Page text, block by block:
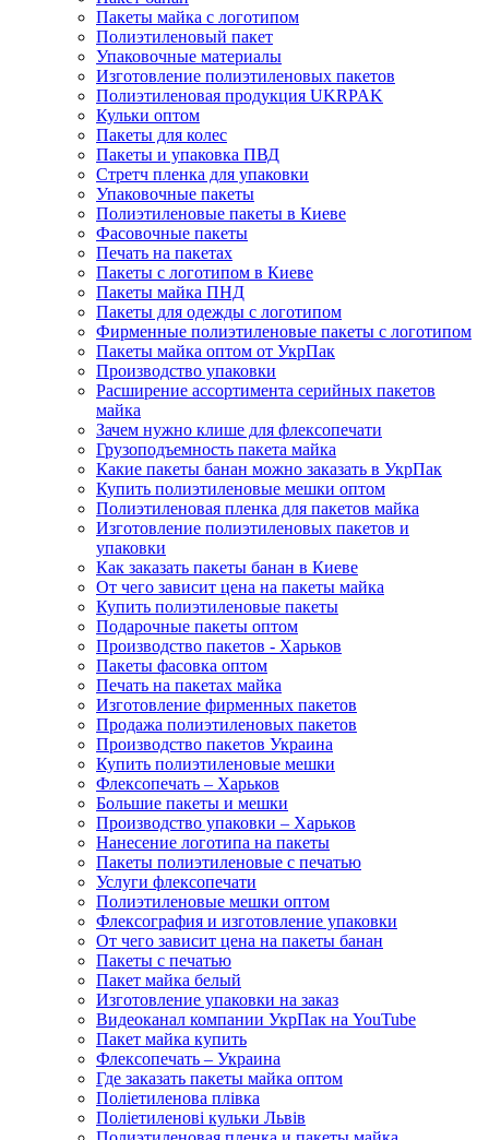
Пакеты майка с логотипом
Полиэтиленовый пакет
Упаковочные материалы
Изготовление полиэтиленовых пакетов
Полиэтиленовая продукция UKRPAK
Кульки оптом
Пакеты для колес
Пакеты и упаковка ПВД
Стретч пленка для упаковки
Упаковочные пакеты
Полиэтиленовые пакеты в Киеве
Фасовочные пакеты
Печать на пакетах
Пакеты с логотипом в Киеве
Пакеты майка ПНД
Пакеты для одежды с логотипом
Фирменные полиэтиленовые пакеты с логотипом
Пакеты майка оптом от УкрПак
Производство упаковки
Расширение ассортимента серийных пакетов
майка
Зачем нужно клише для флексопечати
Грузоподъемность пакета майка
Какие пакеты банан можно заказать в УкрПак
Купить полиэтиленовые мешки оптом
Полиэтиленовая пленка для пакетов майка
Изготовление полиэтиленовых пакетов и
упаковки
Как заказать пакеты банан в Киеве
От чего зависит цена на пакеты майка
Купить полиэтиленовые пакеты
Подарочные пакеты оптом
Производство пакетов - Харьков
Пакеты фасовка оптом
Печать на пакетах майка
Изготовление фирменных пакетов
Продажа полиэтиленовых пакетов
Производство пакетов Украина
Купить полиэтиленовые мешки
Флексопечать – Харьков
Большие пакеты и мешки
Производство упаковки – Харьков
Нанесение логотипа на пакеты
Пакеты полиэтиленовые с печатью
Услуги флексопечати
Полиэтиленовые мешки оптом
Флексография и изготовление упаковки
От чего зависит цена на пакеты банан
Пакеты с печатью
Пакет майка белый
Изготовление упаковки на заказ
Видеоканал компании УкрПак на YouTube
Пакет майка купить
Флексопечать – Украина
Где заказать пакеты майка оптом
Поліетиленова плівка
Поліетиленові кульки Львів